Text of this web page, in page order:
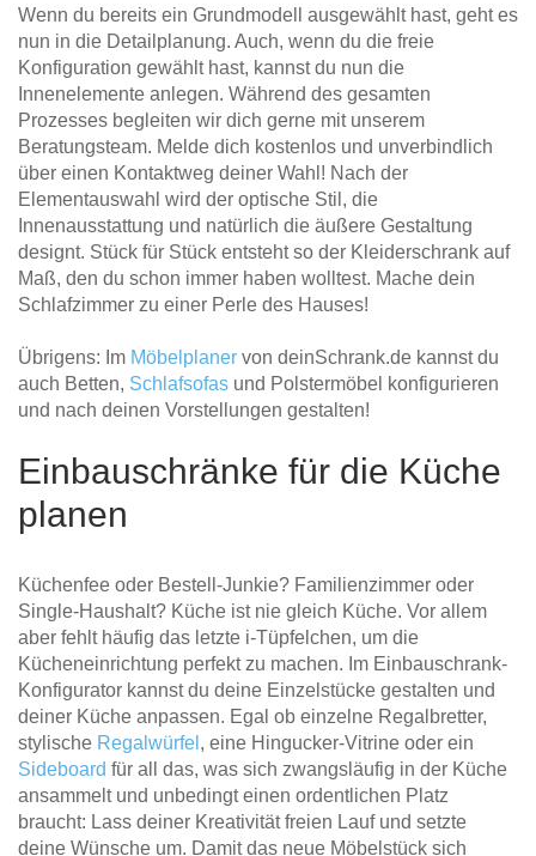
Wenn du bereits ein Grundmodell ausgewählt hast, geht es
nun in die Detailplanung. Auch, wenn du die freie
Konfiguration gewählt hast, kannst du nun die
Innenelemente anlegen. Während des gesamten
Prozesses begleiten wir dich gerne mit unserem
Beratungsteam. Melde dich kostenlos und unverbindlich
über einen Kontaktweg deiner Wahl! Nach der
Elementauswahl wird der optische Stil, die
Innenausstattung und natürlich die äußere Gestaltung
designt. Stück für Stück entsteht so der Kleiderschrank auf
Maß, den du schon immer haben wolltest. Mache dein
Schlafzimmer zu einer Perle des Hauses!
Übrigens: Im Möbelplaner von deinSchrank.de kannst du
auch Betten, Schlafsofas und Polstermöbel konfigurieren
und nach deinen Vorstellungen gestalten!
Einbauschränke für die Küche
planen
Küchenfee oder Bestell-Junkie? Familienzimmer oder
Single-Haushalt? Küche ist nie gleich Küche. Vor allem
aber fehlt häufig das letzte i-Tüpfelchen, um die
Kücheneinrichtung perfekt zu machen. Im Einbauschrank-
Konfigurator kannst du deine Einzelstücke gestalten und
deiner Küche anpassen. Egal ob einzelne Regalbretter,
stylische Regalwürfel , eine Hingucker-Vitrine oder ein
Sideboard für all das, was sich zwangsläufig in der Küche
ansammelt und unbedingt einen ordentlichen Platz
braucht: Lass deiner Kreativität freien Lauf und setzte
deine Wünsche um. Damit das neue Möbelstück sich